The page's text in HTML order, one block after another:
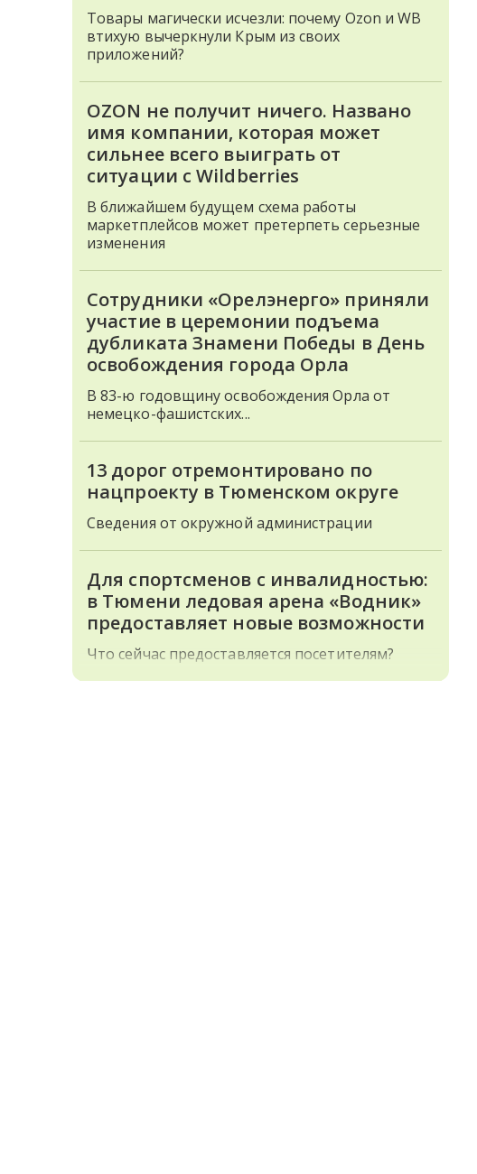
Товары магически исчезли: почему Ozon и WB
втихую вычеркнули Крым из своих
приложений?
OZON не получит ничего. Названо
имя компании, которая может
сильнее всего выиграть от
ситуации с Wildberries
В ближайшем будущем схема работы
маркетплейсов может претерпеть серьезные
изменения
Сотрудники «Орелэнерго» приняли
участие в церемонии подъема
дубликата Знамени Победы в День
освобождения города Орла
В 83-ю годовщину освобождения Орла от
немецко-фашистских...
13 дорог отремонтировано по
нацпроекту в Тюменском округе
Сведения от окружной администрации
Для спортсменов с инвалидностью:
в Тюмени ледовая арена «Водник»
предоставляет новые возможности
Что сейчас предоставляется посетителям?